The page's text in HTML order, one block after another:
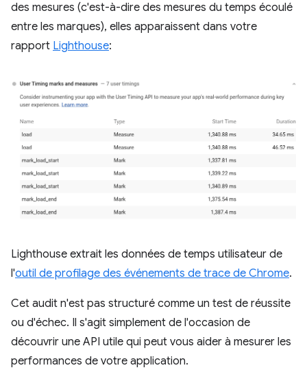
des mesures (c'est-à-dire des mesures du temps écoulé
entre les marques), elles apparaissent dans votre
rapport Lighthouse:
Lighthouse extrait les données de temps utilisateur de
l'outil de profilage des événements de trace de Chrome.
Cet audit n'est pas structuré comme un test de réussite
ou d'échec. Il s'agit simplement de l'occasion de
découvrir une API utile qui peut vous aider à mesurer les
performances de votre application.